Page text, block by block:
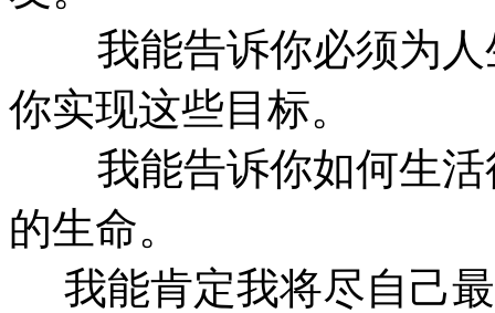
我能告诉你必须为人
你实现这些目标。
我能告诉你如何生活
的生命。
我能肯定我将尽自己